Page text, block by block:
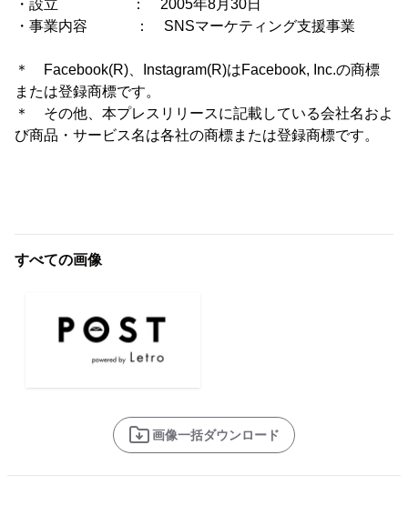
・設立 ： 2005年8月30日
・事業内容 ： SNSマーケティング支援事業
＊ Facebook(R)、Instagram(R)はFacebook, Inc.の商標
または登録商標です。
＊ その他、本プレスリリースに記載している会社名およ
び商品・サービス名は各社の商標または登録商標です。
すべての画像
画像一括ダウンロード